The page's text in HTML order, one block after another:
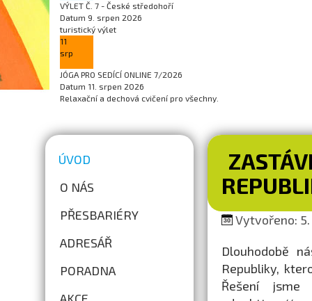
VÝLET Č. 7 - České středohoří
Datum 9. srpen 2026
turistický výlet
11
srp
JÓGA PRO SEDÍCÍ ONLINE 7/2026
Datum 11. srpen 2026
Relaxační a dechová cvičení pro všechny.
ÚVOD
O NÁS
PŘESBARIÉRY
ADRESÁŘ
PORADNA
Vytvořeno: 5.
Dlouhodobě
Republiky,
Řešení